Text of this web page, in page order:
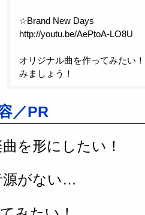
☆Brand New Days
http://youtu.be/AePtoA-LO8U
オリジナル曲を作ってみたい
みましょう！
／PR
を形にしたい！
がない…